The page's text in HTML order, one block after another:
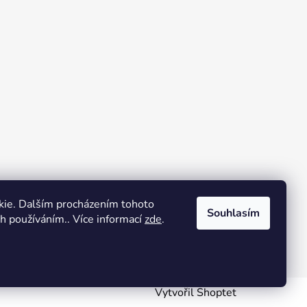
Dalším procházením tohoto
používáním.. Více informacízde. Souhlasím
Vytvořil Shoptet